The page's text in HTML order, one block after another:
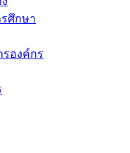
ศึกษา
รองค์กร